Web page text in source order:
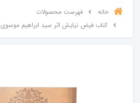
خانه
فهرست محصولات
کتاب فیض نیایش اثر سید ابراهیم موسوی